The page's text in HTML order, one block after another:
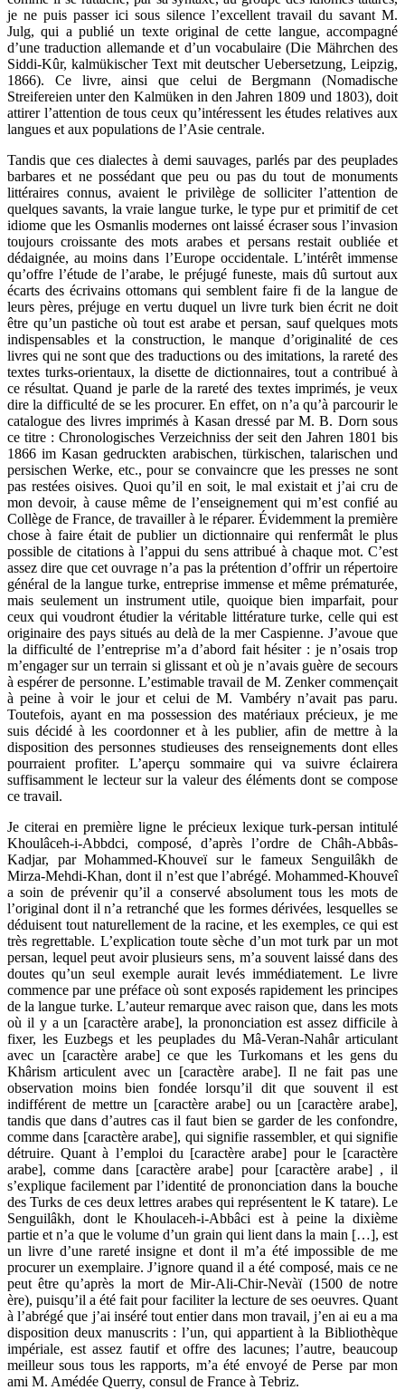
je ne puis passer ici sous silence l’excellent travail du savant M.
Julg, qui a publié un texte original de cette langue, accompagné
d’une traduction allemande et d’un vocabulaire (Die Mährchen des
Siddi-Kûr, kalmükischer Text mit deutscher Uebersetzung, Leipzig,
1866). Ce livre, ainsi que celui de Bergmann (Nomadische
Streifereien unter den Kalmüken in den Jahren 1809 und 1803), doit
attirer l’attention de tous ceux qu’intéressent les études relatives aux
langues et aux populations de l’Asie centrale.
Tandis que ces dialectes à demi sauvages, parlés par des peuplades
barbares et ne possédant que peu ou pas du tout de monuments
littéraires connus, avaient le privilège de solliciter l’attention de
quelques savants, la vraie langue turke, le type pur et primitif de cet
idiome que les Osmanlis modernes ont laissé écraser sous l’invasion
toujours croissante des mots arabes et persans restait oubliée et
dédaignée, au moins dans l’Europe occidentale. L’intérêt immense
qu’offre l’étude de l’arabe, le préjugé funeste, mais dû surtout aux
écarts des écrivains ottomans qui semblent faire fi de la langue de
leurs pères, préjuge en vertu duquel un livre turk bien écrit ne doit
être qu’un pastiche où tout est arabe et persan, sauf quelques mots
indispensables et la construction, le manque d’originalité de ces
livres qui ne sont que des traductions ou des imitations, la rareté des
textes turks-orientaux, la disette de dictionnaires, tout a contribué à
ce résultat. Quand je parle de la rareté des textes imprimés, je veux
dire la difficulté de se les procurer. En effet, on n’a qu’à parcourir le
catalogue des livres imprimés à Kasan dressé par M. B. Dorn sous
ce titre : Chronologisches Verzeichniss der seit den Jahren 1801 bis
1866 im Kasan gedruckten arabischen, türkischen, talarischen und
persischen Werke, etc., pour se convaincre que les presses ne sont
pas restées oisives. Quoi qu’il en soit, le mal existait et j’ai cru de
mon devoir, à cause même de l’enseignement qui m’est confié au
Collège de France, de travailler à le réparer. Évidemment la première
chose à faire était de publier un dictionnaire qui renfermât le plus
possible de citations à l’appui du sens attribué à chaque mot. C’est
assez dire que cet ouvrage n’a pas la prétention d’offrir un répertoire
général de la langue turke, entreprise immense et même prématurée,
mais seulement un instrument utile, quoique bien imparfait, pour
ceux qui voudront étudier la véritable littérature turke, celle qui est
originaire des pays situés au delà de la mer Caspienne. J’avoue que
la difficulté de l’entreprise m’a d’abord fait hésiter : je n’osais trop
m’engager sur un terrain si glissant et où je n’avais guère de secours
à espérer de personne. L’estimable travail de M. Zenker commençait
à peine à voir le jour et celui de M. Vambéry n’avait pas paru.
Toutefois, ayant en ma possession des matériaux précieux, je me
suis décidé à les coordonner et à les publier, afin de mettre à la
disposition des personnes studieuses des renseignements dont elles
pourraient profiter. L’aperçu sommaire qui va suivre éclairera
suffisamment le lecteur sur la valeur des éléments dont se compose
ce travail.
Je citerai en première ligne le précieux lexique turk-persan intitulé
Khoulâceh-i-Abbdci, composé, d’après l’ordre de Châh-Abbâs-
Kadjar, par Mohammed-Khouveï sur le fameux Senguilâkh de
Mirza-Mehdi-Khan, dont il n’est que l’abrégé. Mohammed-Khouveî
a soin de prévenir qu’il a conservé absolument tous les mots de
l’original dont il n’a retranché que les formes dérivées, lesquelles se
déduisent tout naturellement de la racine, et les exemples, ce qui est
très regrettable. L’explication toute sèche d’un mot turk par un mot
persan, lequel peut avoir plusieurs sens, m’a souvent laissé dans des
doutes qu’un seul exemple aurait levés immédiatement. Le livre
commence par une préface où sont exposés rapidement les principes
de la langue turke. L’auteur remarque avec raison que, dans les mots
où il y a un [caractère arabe], la prononciation est assez difficile à
fixer, les Euzbegs et les peuplades du Mâ-Veran-Nahâr articulant
avec un [caractère arabe] ce que les Turkomans et les gens du
Khârism articulent avec un [caractère arabe]. Il ne fait pas une
observation moins bien fondée lorsqu’il dit que souvent il est
indifférent de mettre un [caractère arabe] ou un [caractère arabe],
tandis que dans d’autres cas il faut bien se garder de les confondre,
comme dans [caractère arabe], qui signifie rassembler, et qui signifie
détruire. Quant à l’emploi du [caractère arabe] pour le [caractère
arabe], comme dans [caractère arabe] pour [caractère arabe] , il
s’explique facilement par l’identité de prononciation dans la bouche
des Turks de ces deux lettres arabes qui représentent le K tatare). Le
Senguilâkh, dont le Khoulaceh-i-Abbâci est à peine la dixième
partie et n’a que le volume d’un grain qui lient dans la main […], est
un livre d’une rareté insigne et dont il m’a été impossible de me
procurer un exemplaire. J’ignore quand il a été composé, mais ce ne
peut être qu’après la mort de Mir-Ali-Chir-Nevàï (1500 de notre
ère), puisqu’il a été fait pour faciliter la lecture de ses oeuvres. Quant
à l’abrégé que j’ai inséré tout entier dans mon travail, j’en ai eu a ma
disposition deux manuscrits : l’un, qui appartient à la Bibliothèque
impériale, est assez fautif et offre des lacunes; l’autre, beaucoup
meilleur sous tous les rapports, m’a été envoyé de Perse par mon
ami M. Amédée Querry, consul de France à Tebriz.